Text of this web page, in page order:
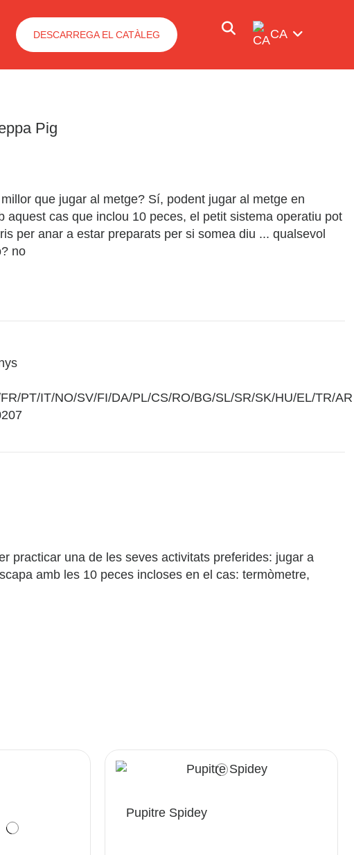
DESCARREGA EL CATÀLEG CA
Pig
que jugar al metge? Sí, podent jugar al metge en
aquest cas que inclou 10 peces, el petit sistema operatiu pot
per anar a estar preparats per si somea diu ... qualsevol
no
PT/IT/NO/SV/FI/DA/PL/CS/RO/BG/SL/SR/SK/HU/EL/TR/AR
practicar una de les seves activitats preferides: jugar a
amb les 10 peces incloses en el cas: termòmetre,
Pupitre Spidey